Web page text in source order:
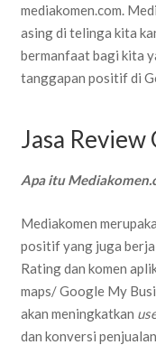
mediakomen.com.
asing di telinga kita
bermanfaat bagi kita
tanggapan positif di
Jasa Review
Apa itu
Mediakomen
positif yang juga
Rating dan komen
maps/ Google My
akan meningkatkan
dan konversi